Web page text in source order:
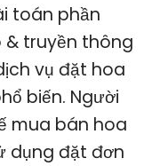
toán phần
truyền thông
vụ đặt hoa
biến. Người
mua bán hoa
dụng đặt đơn